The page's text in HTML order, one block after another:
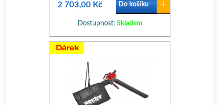
2 703,00 Kč Do košíku
Dostupnost: Skladem